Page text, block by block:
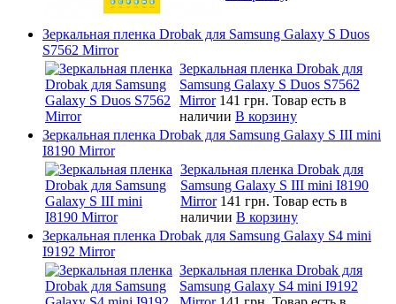
Зеркальная пленка Drobak для Samsung Galaxy S Duos
S7562 Mirror
Зеркальная пленка Drobak для
Samsung Galaxy S Duos S7562
Mirror 141 грн. Товар есть в
наличии В корзину
Зеркальная пленка Drobak для Samsung Galaxy S III mini
I8190 Mirror
Зеркальная пленка Drobak для
Samsung Galaxy S III mini I8190
Mirror 141 грн. Товар есть в
наличии В корзину
Зеркальная пленка Drobak для Samsung Galaxy S4 mini
I9192 Mirror
Зеркальная пленка Drobak для
Samsung Galaxy S4 mini I9192